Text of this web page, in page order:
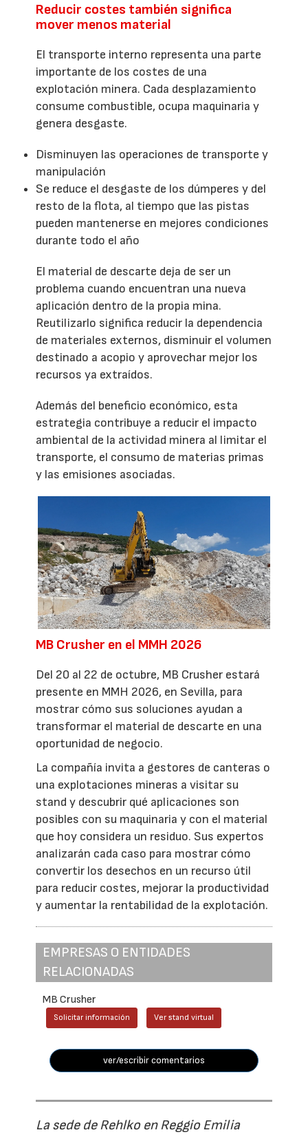
Reducir costes también significa
mover menos material
El transporte interno representa una parte
importante de los costes de una
explotación minera. Cada desplazamiento
consume combustible, ocupa maquinaria y
genera desgaste.
Disminuyen las operaciones de transporte y
manipulación
Se reduce el desgaste de los dúmperes y del
resto de la flota, al tiempo que las pistas
pueden mantenerse en mejores condiciones
durante todo el año
El material de descarte deja de ser un
problema cuando encuentran una nueva
aplicación dentro de la propia mina.
Reutilizarlo significa reducir la dependencia
de materiales externos, disminuir el volumen
destinado a acopio y aprovechar mejor los
recursos ya extraídos.
Además del beneficio económico, esta
estrategia contribuye a reducir el impacto
ambiental de la actividad minera al limitar el
transporte, el consumo de materias primas
y las emisiones asociadas.
MB Crusher en el MMH 2026
Del 20 al 22 de octubre, MB Crusher estará
presente en MMH 2026, en Sevilla, para
mostrar cómo sus soluciones ayudan a
transformar el material de descarte en una
oportunidad de negocio.
La compañía invita a gestores de canteras o
una explotaciones mineras a visitar su
stand y descubrir qué aplicaciones son
posibles con su maquinaria y con el material
que hoy considera un residuo. Sus expertos
analizarán cada caso para mostrar cómo
convertir los desechos en un recurso útil
para reducir costes, mejorar la productividad
y aumentar la rentabilidad de la explotación.
EMPRESAS O ENTIDADES
RELACIONADAS
MB Crusher
Solicitar información Ver stand virtual
ver/escribir comentarios
La sede de Rehlko en Reggio Emilia